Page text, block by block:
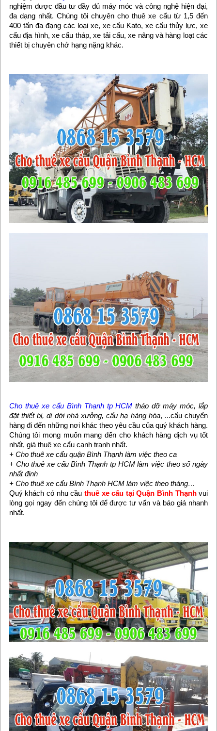
nghiệm được đầu tư đầy đủ máy móc và công nghệ hiện đại,
đa dạng nhất. Chúng tôi chuyên cho thuê xe cẩu từ 1,5 đến
400 tấn đa đạng các loại xe, xe cẩu Kato, xe cẩu thủy lực, xe
cẩu địa hình, xe cẩu tháp, xe tải cấu, xe nâng và hàng loạt các
thiết bị chuyên chở hạng nặng khác.
Cho thuê xe cẩu Bình Thạnh tp HCM tháo dỡ máy móc, lắp
đặt thiết bị, di dời nhà xưởng, cẩu hạ hàng hóa, ...cẩu chuyển
hàng đi đến những nơi khác theo yêu cầu của quý khách hàng.
Chúng tôi mong muốn mang đến cho khách hàng dịch vụ tốt
nhất, giá thuê xe cẩu cạnh tranh nhất.
+ Cho thuê xe cẩu quận Bình Thạnh làm việc theo ca
+ Cho thuê xe cẩu Bình Thạnh tp HCM làm việc theo số ngày
nhất định
+ Cho thuê xe cẩu Bình Thạnh HCM làm việc theo tháng…
Quý khách có nhu cầu thuê xe cẩu tại Quận Bình Thạnhvui
lòng gọi ngay đến chúng tôi để được tư vấn và báo giá nhanh
nhất.